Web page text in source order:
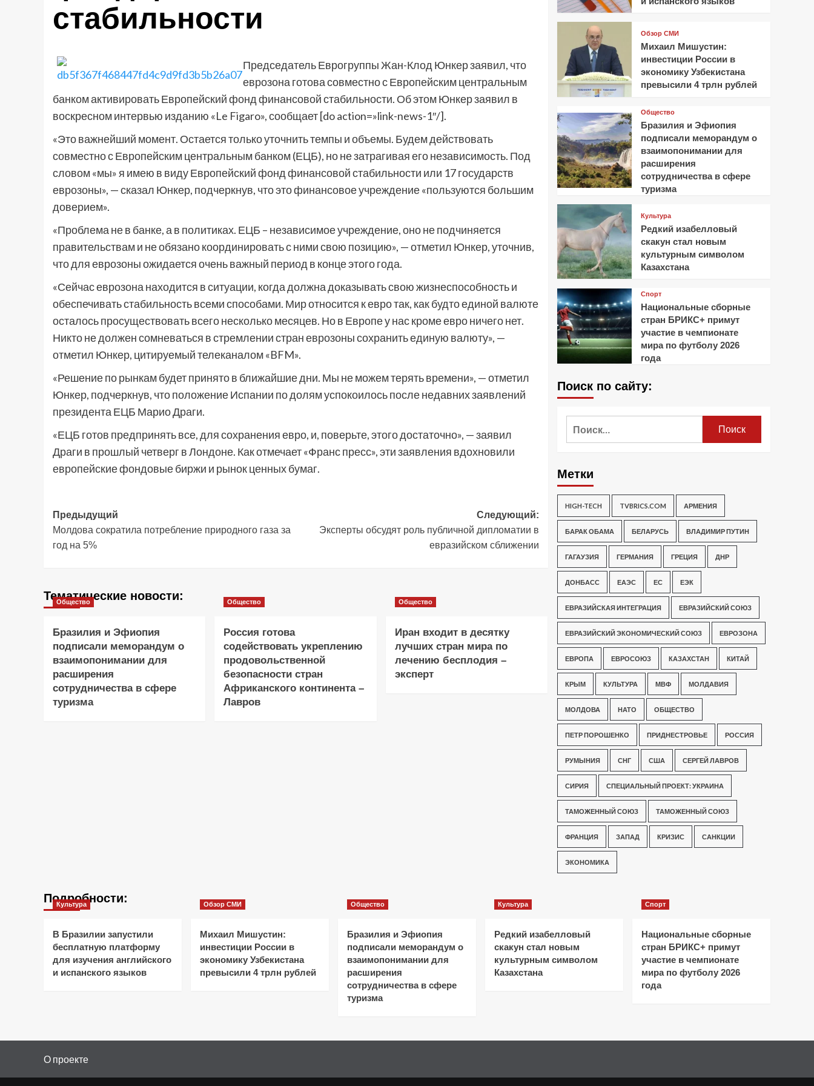
стабильности
Председатель Еврогруппы Жан-Клод Юнкер заявил, что
еврозона готова совместно с Европейским центральным
банком активировать Европейский фонд финансовой стабильности. Об этом Юнкер заявил в
воскресном интервью изданию «Le Figaro», сообщает [do action=»link-news-1″/].
«Это важнейший момент. Остается только уточнить темпы и объемы. Будем действовать
совместно с Европейским центральным банком (ЕЦБ), но не затрагивая его независимость. Под
словом «мы» я имею в виду Европейский фонд финансовой стабильности или 17 государств
еврозоны», — сказал Юнкер, подчеркнув, что это финансовое учреждение «пользуются большим
доверием».
«Проблема не в банке, а в политиках. ЕЦБ – независимое учреждение, оно не подчиняется
правительствам и не обязано координировать с ними свою позицию», — отметил Юнкер, уточнив,
что для еврозоны ожидается очень важный период в конце этого года.
«Сейчас еврозона находится в ситуации, когда должна доказывать свою жизнеспособность и
обеспечивать стабильность всеми способами. Мир относится к евро так, как будто единой валюте
осталось просуществовать всего несколько месяцев. Но в Европе у нас кроме евро ничего нет.
Никто не должен сомневаться в стремлении стран еврозоны сохранить единую валюту», —
отметил Юнкер, цитируемый телеканалом «BFM».
«Решение по рынкам будет принято в ближайшие дни. Мы не можем терять времени», — отметил
Юнкер, подчеркнув, что положение Испании по долям успокоилось после недавних заявлений
президента ЕЦБ Марио Драги.
«ЕЦБ готов предпринять все, для сохранения евро, и, поверьте, этого достаточно», — заявил
Драги в прошлый четверг в Лондоне. Как отмечает «Франс пресс», эти заявления вдохновили
европейские фондовые биржи и рынок ценных бумаг.
Навигация
записи
Предыдущий
Молдова сократила потребление природного газа за
год на 5%
Следующий:
Эксперты обсудят роль публичной дипломатии в
евразийском сближении
Тематические новости:
Общество
Бразилия и Эфиопия
подписали меморандум о
взаимопонимании для
расширения
сотрудничества в сфере
туризма
Общество
Россия готова
содействовать укреплению
продовольственной
безопасности стран
Африканского континента –
Лавров
Общество
Иран входит в десятку
лучших стран мира по
лечению бесплодия –
эксперт
Обзор СМИ
Михаил Мишустин:
инвестиции России в
экономику Узбекистана
превысили 4 трлн рублей
Общество
Бразилия и Эфиопия
подписали меморандум о
взаимопонимании для
расширения
сотрудничества в сфере
туризма
Культура
Редкий изабелловый
скакун стал новым
культурным символом
Казахстана
Спорт
Национальные сборные
стран БРИКС+ примут
участие в чемпионате
мира по футболу 2026
года
Поиск по сайту:
Метки
HIGH-TECH TVBRICS.COM АРМЕНИЯ
БАРАК ОБАМА БЕЛАРУСЬ ВЛАДИМИР ПУТИН
ГАГАУЗИЯ ГЕРМАНИЯ ГРЕЦИЯ ДНР
ДОНБАСС ЕАЭС ЕС ЕЭК
ЕВРАЗИЙСКАЯ ИНТЕГРАЦИЯ ЕВРАЗИЙСКИЙ СОЮЗ
ЕВРАЗИЙСКИЙ ЭКОНОМИЧЕСКИЙ СОЮЗ ЕВРОЗОНА
ЕВРОПА ЕВРОСОЮЗ КАЗАХСТАН КИТАЙ
КРЫМ КУЛЬТУРА МВФ МОЛДАВИЯ
МОЛДОВА НАТО ОБЩЕСТВО
ПЕТР ПОРОШЕНКО ПРИДНЕСТРОВЬЕ РОССИЯ
РУМЫНИЯ СНГ США СЕРГЕЙ ЛАВРОВ
СИРИЯ СПЕЦИАЛЬНЫЙ ПРОЕКТ: УКРАИНА
ТАМОЖЕННЫЙ СОЮЗ ТАМОЖЕННЫЙ СОЮЗ
ФРАНЦИЯ ЗАПАД КРИЗИС САНКЦИИ
ЭКОНОМИКА
Подробности:
Культура
В Бразилии запустили
бесплатную платформу
для изучения английского
и испанского языков
Обзор СМИ
Михаил Мишустин:
инвестиции России в
экономику Узбекистана
превысили 4 трлн рублей
Общество
Бразилия и Эфиопия
подписали меморандум о
взаимопонимании для
расширения
сотрудничества в сфере
туризма
Культура
Редкий изабелловый
скакун стал новым
культурным символом
Казахстана
Спорт
Национальные сборные
стран БРИКС+ примут
участие в чемпионате
мира по футболу 2026
года
О проекте